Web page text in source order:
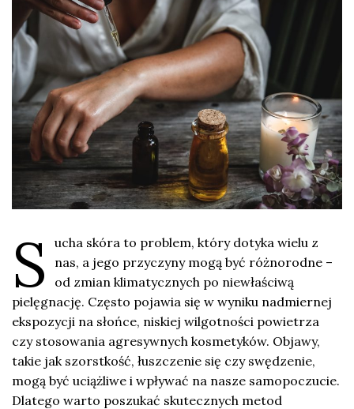
S
ucha skóra to problem, który dotyka wielu z
nas, a jego przyczyny mogą być różnorodne –
od zmian klimatycznych po niewłaściwą
pielęgnację. Często pojawia się w wyniku nadmiernej
ekspozycji na słońce, niskiej wilgotności powietrza
czy stosowania agresywnych kosmetyków. Objawy,
takie jak szorstkość, łuszczenie się czy swędzenie,
mogą być uciążliwe i wpływać na nasze samopoczucie.
Dlatego warto poszukać skutecznych metod